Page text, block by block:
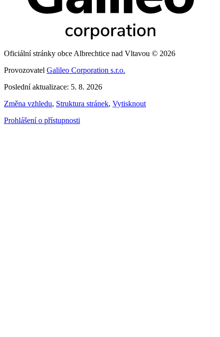
Oficiální stránky obce Albrechtice nad Vltavou © 2026
Provozovatel Galileo Corporation s.r.o.
Poslední aktualizace: 5. 8. 2026
Změna vzhledu, Struktura stránek, Vytisknout
Prohlášení o přístupnosti